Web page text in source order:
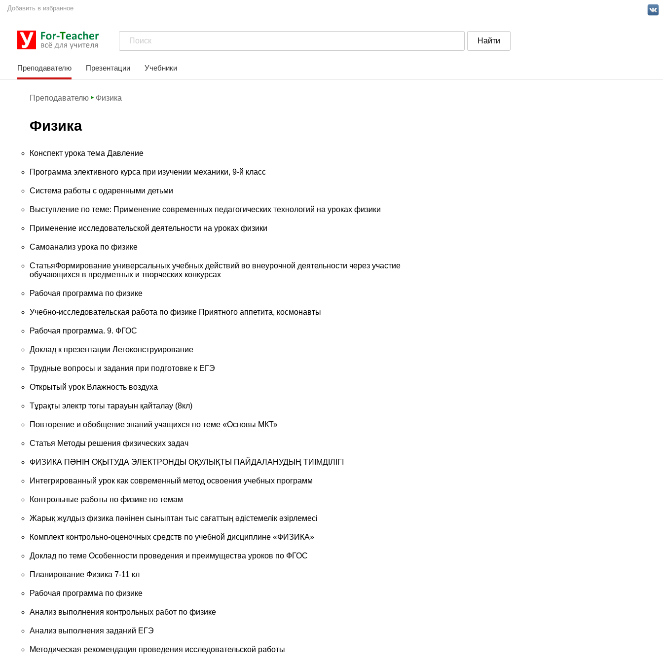
Добавить в избранное
Преподавателю Презентации Учебники
Преподавателю Физика
Физика
Конспект урока тема Давление
Программа элективного курса при изучении механики, 9-й класс
Система работы с одаренными детьми
Выступление по теме: Применение современных педагогических технологий на уроках физики
Применение исследовательской деятельности на уроках физики
Самоанализ урока по физике
СтатьяФормирование универсальных учебных действий во внеурочной деятельности через участие
обучающихся в предметных и творческих конкурсах
Рабочая программа по физике
Учебно-исследовательская работа по физике Приятного аппетита, космонавты
Рабочая программа. 9. ФГОС
Доклад к презентации Легоконструирование
Трудные вопросы и задания при подготовке к ЕГЭ
Открытый урок Влажность воздуха
Тұрақты электр тогы тарауын қайталау (8кл)
Повторение и обобщение знаний учащихся по теме «Основы МКТ»
Статья Методы решения физических задач
ФИЗИКА ПӘНІН ОҚЫТУДА ЭЛЕКТРОНДЫ ОҚУЛЫҚТЫ ПАЙДАЛАНУДЫҢ ТИІМДІЛІГІ
Интегрированный урок как современный метод освоения учебных программ
Контрольные работы по физике по темам
Жарық жұлдыз физика пәнінен сыныптан тыс сағаттың әдістемелік әзірлемесі
Комплект контрольно-оценочных средств по учебной дисциплине «ФИЗИКА»
Доклад по теме Особенности проведения и преимущества уроков по ФГОС
Планирование Физика 7-11 кл
Рабочая программа по физике
Анализ выполнения контрольных работ по физике
Анализ выполнения заданий ЕГЭ
Методическая рекомендация проведения исследовательской работы